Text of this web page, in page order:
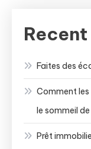
Faites des
Comment
le sommeil
Prêt